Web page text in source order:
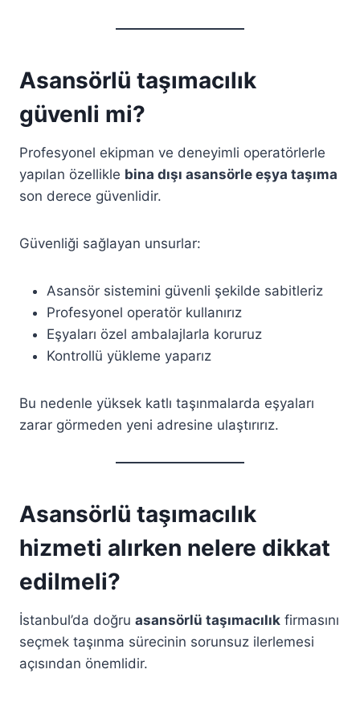
Asansörlü taşımacılık
güvenli mi?
Profesyonel ekipman ve deneyimli operatörlerle
yapılan özellikle bina dışı asansörle eşya taşıma
son derece güvenlidir.
Güvenliği sağlayan unsurlar:
Asansör sistemini güvenli şekilde sabitleriz
Profesyonel operatör kullanırız
Eşyaları özel ambalajlarla koruruz
Kontrollü yükleme yaparız
Bu nedenle yüksek katlı taşınmalarda eşyaları
zarar görmeden yeni adresine ulaştırırız.
Asansörlü taşımacılık
hizmeti alırken nelere dikkat
edilmeli?
İstanbul’da doğru asansörlü taşımacılık firmasını
seçmek taşınma sürecinin sorunsuz ilerlemesi
açısından önemlidir.